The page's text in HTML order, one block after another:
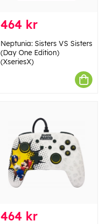
464 kr
Neptunia: Sisters VS Sisters
(Day One Edition)
(XseriesX)
464 kr